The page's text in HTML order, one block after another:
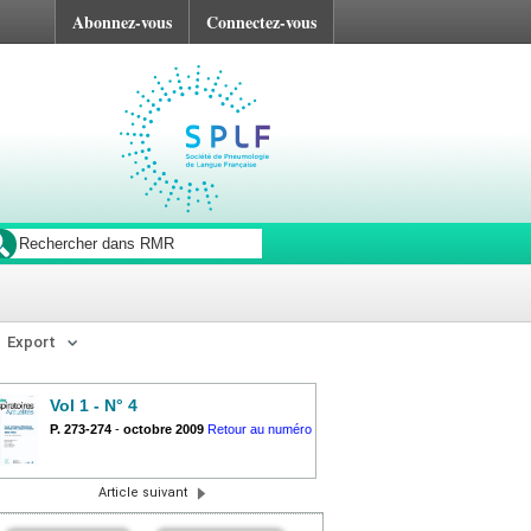
Abonnez-vous Connectez-vous
Export
Vol 1 - N° 4
P. 273-274 - octobre 2009 Retour au numéro
Article suivant